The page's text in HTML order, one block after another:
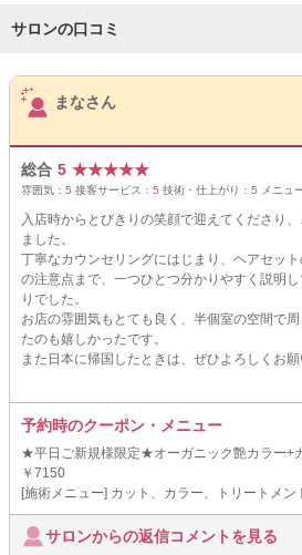
サロンの口コミ
サロンPick Up
まなさん
総合 5 ★★★★★
雰囲気： 5 接客サービス： 5 技術・仕上がり： 5 メニュ
入店時からとびきりの笑顔で迎えてくださり
ました。
丁寧なカウンセリングにはじまり、ヘアセッ
の注意点まで、一つひとつ分かりやすく説明
りでした。
お店の雰囲気もとても良く、半個室の空間で
たのも嬉しかったです。
また日本に帰国したときは、ぜひよろしくお
予約時のクーポン・メニュー
★平日ご新規様限定★オーガニック艶カラー+
￥7150
[施術メニュー] カット、カラー、トリートメン
サロンからの返信コメントを見る